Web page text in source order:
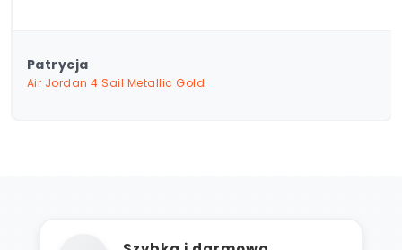
Patrycja
Air Jordan 4 Sail Metallic Gold